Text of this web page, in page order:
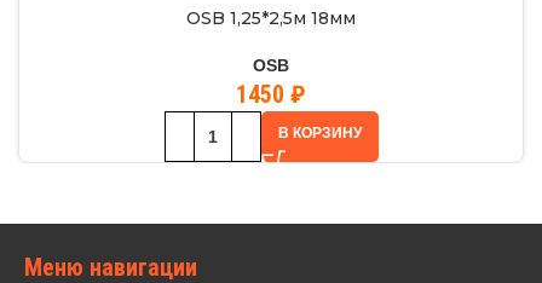
OSB 1,25*2,5м 18мм
OSB
1450 ₽
В КОРЗИНУ
Меню навигации